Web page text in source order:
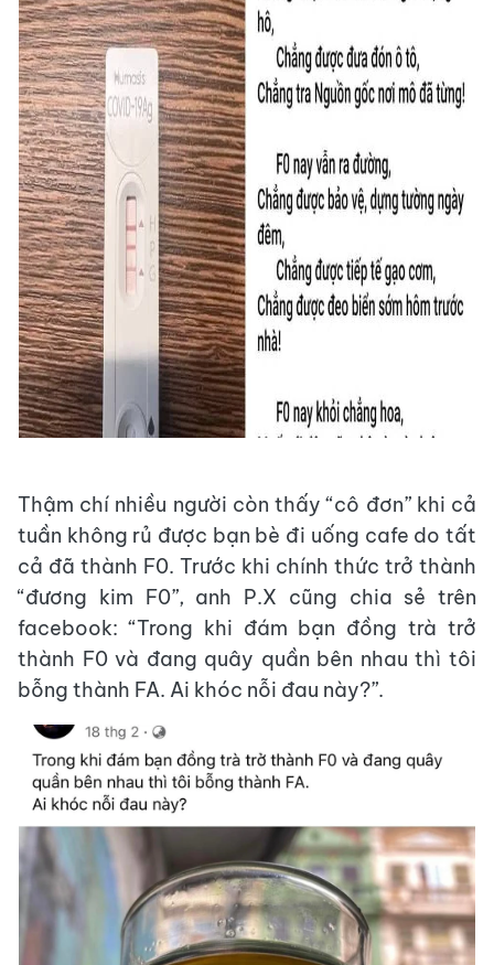
Thậm chí nhiều người còn thấy “cô đơn” khi cả
tuần không rủ được bạn bè đi uống cafe do tất
cả đã thành F0. Trước khi chính thức trở thành
“đương kim F0”, anh P.X cũng chia sẻ trên
facebook: “Trong khi đám bạn đồng trà trở
thành F0 và đang quây quần bên nhau thì tôi
bỗng thành FA. Ai khóc nỗi đau này?”.